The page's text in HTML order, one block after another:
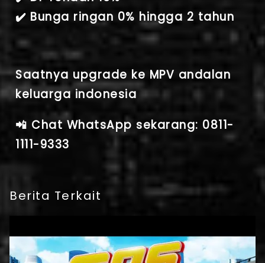
✔️ Bunga ringan 0% hingga 2 tahun
Saatnya upgrade ke MPV andalan
keluarga indonesia
📲 Chat WhatsApp sekarang: 0811-
1111-9333
Berita Terkait